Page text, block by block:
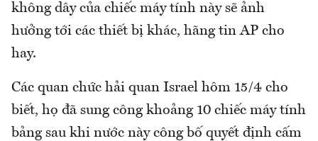
không dây của chiếc máy tính này sẽ ảnh
hưởng tới các thiết bị khác, hãng tin AP cho
hay.
Các quan chức hải quan Israel hôm 15/4 cho
biết, họ đã sung công khoảng 10 chiếc máy tính
bảng sau khi nước này công bố quyết định cấm